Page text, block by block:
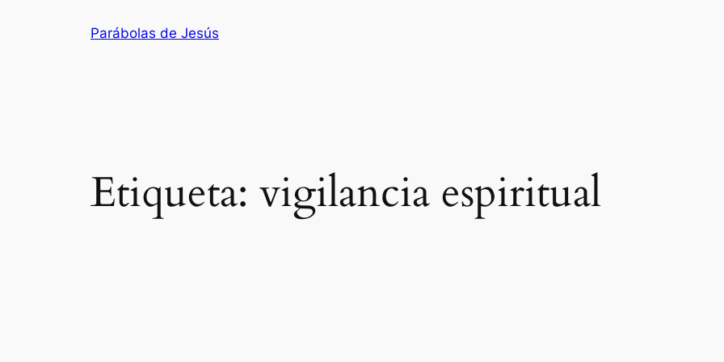
Parábolas de Jesús
Etiqueta: vigilancia espiritual